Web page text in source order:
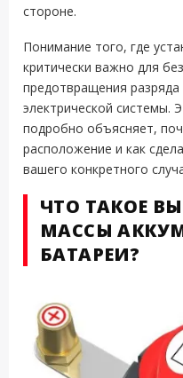
стороне.
Понимание того, где
критически важно для
предотвращения
электрической системы.
подробно объясняет,
расположение и как
вашего конкретного
ЧТО ТАКОЕ
МАССЫ
БАТАРЕИ?